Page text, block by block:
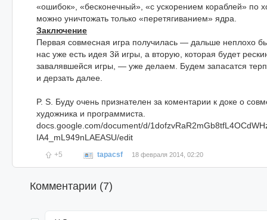
«ошибок», «бесконечный», «с ускорением кораблей» по
можно уничтожать только «перетягиванием» ядра.
Заключение
Первая совмесная игра получилась — дальше неплохо
нас уже есть идея 3й игры, а вторую, которая будет
завалявшейся игры, — уже делаем. Будем запасатся
и дерзать далее.
P. S. Буду очень признателен за коментарии к доке о
художника и программиста.
docs.google.com/document/d/
IA4_mL949nLAEASU/edit
+5 tapacsf 18 февраля 2014, 02:20
Комментарии (7)